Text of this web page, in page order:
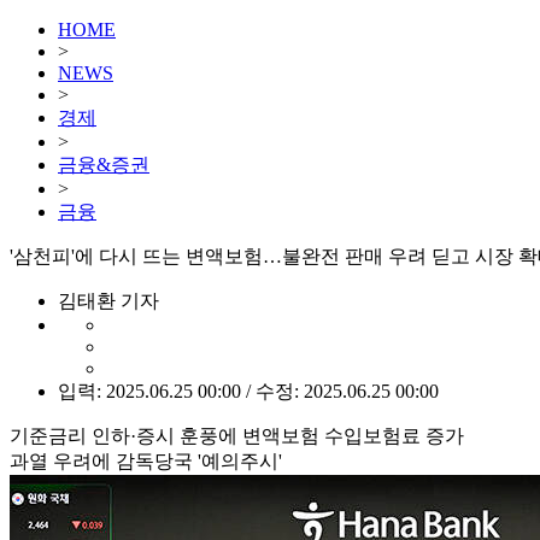
HOME
>
NEWS
>
경제
>
금융&증권
>
금융
'삼천피'에 다시 뜨는 변액보험…불완전 판매 우려 딛고 시장
김태환 기자
입력: 2025.06.25 00:00 / 수정: 2025.06.25 00:00
기준금리 인하·증시 훈풍에 변액보험 수입보험료 증가
과열 우려에 감독당국 '예의주시'